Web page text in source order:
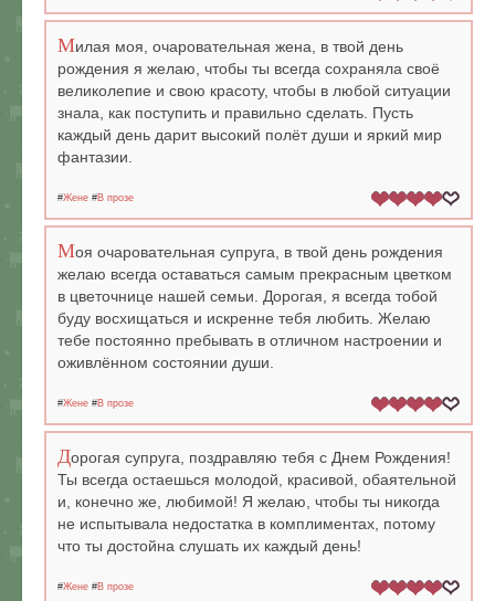
Милая моя, очаровательная жена, в твой день
рождения я желаю, чтобы ты всегда сохраняла своё
великолепие и свою красоту, чтобы в любой ситуации
знала, как поступить и правильно сделать. Пусть
каждый день дарит высокий полёт души и яркий мир
фантазии.
#Жене #В прозе
Моя очаровательная супруга, в твой день рождения
желаю всегда оставаться самым прекрасным цветком
в цветочнице нашей семьи. Дорогая, я всегда тобой
буду восхищаться и искренне тебя любить. Желаю
тебе постоянно пребывать в отличном настроении и
оживлённом состоянии души.
#Жене #В прозе
Дорогая супруга, поздравляю тебя с Днем Рождения!
Ты всегда остаешься молодой, красивой, обаятельной
и, конечно же, любимой! Я желаю, чтобы ты никогда
не испытывала недостатка в комплиментах, потому
что ты достойна слушать их каждый день!
#Жене #В прозе